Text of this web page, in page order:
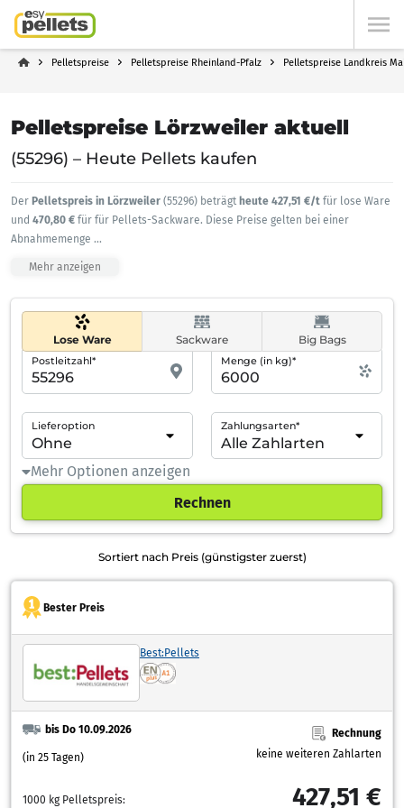
Pelletspreise Pelletspreise Rheinland-Pfalz Pelletspreise Landkreis
Pelletspreise Lörzweiler aktuell
(55296) – Heute Pellets kaufen
Der Pelletspreis in Lörzweiler (55296) beträgt heute 427,51 €/t für lose Ware
und 470,80 € für für Pellets-Sackware. Diese Preise gelten bei einer
Abnahmemenge ...
Mehr anzeigen
Lose Ware Sackware Big Bags
Postleitzahl* Menge (in kg)*
Lieferoption Zahlungsarten*
Mehr Optionen anzeigen
Rechnen
Sortiert nach Preis (günstigster zuerst)
Bester Preis
Best:Pellets
bis Do 10.09.2026
(in 25 Tagen)
Rechnung
keine weiteren Zahlarten
1000 kg Pelletspreis: 427,51 €